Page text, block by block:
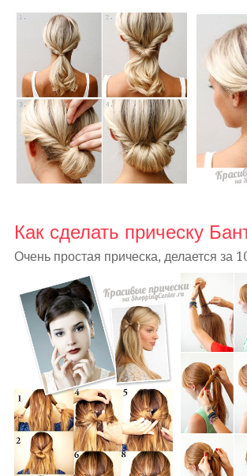
Как сделать прическу
Очень простая прическа, делается за